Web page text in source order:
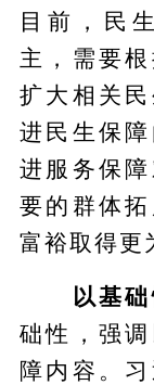
目前，民
主，需要
扩大相关
进民生保
进服务保
要的群体
富裕取得更
以基
础性，强
障内容。